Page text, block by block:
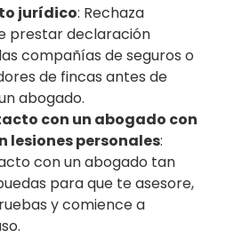
jurídico: Rechaza
prestar declaración
compañías de seguros o
de fincas antes de
abogado.
con un abogado con
lesiones personales:
con un abogado tan
para que te asesore,
y comience a